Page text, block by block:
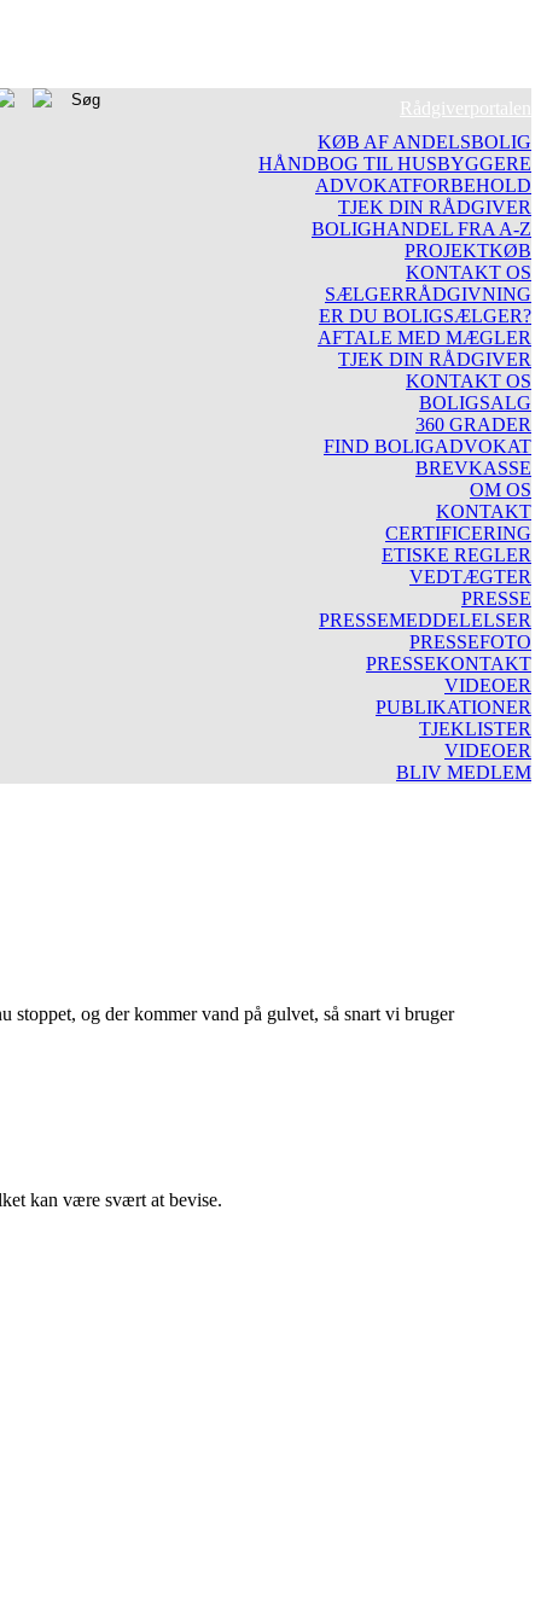
Rådgiverportalen
KØB AF ANDELSBOLIG
HÅNDBOG TIL HUSBYGGERE
ADVOKATFORBEHOLD
TJEK DIN RÅDGIVER
BOLIGHANDEL FRA A-Z
PROJEKTKØB
KONTAKT OS
SÆLGERRÅDGIVNING
ER DU BOLIGSÆLGER?
AFTALE MED MÆGLER
TJEK DIN RÅDGIVER
KONTAKT OS
BOLIGSALG
360 GRADER
FIND BOLIGADVOKAT
BREVKASSE
OM OS
KONTAKT
CERTIFICERING
ETISKE REGLER
VEDTÆGTER
PRESSE
PRESSEMEDDELELSER
PRESSEFOTO
PRESSEKONTAKT
VIDEOER
PUBLIKATIONER
TJEKLISTER
VIDEOER
BLIV MEDLEM
og der kommer vand på gulvet, så snart vi bruger
kan være svært at bevise.